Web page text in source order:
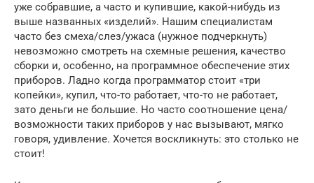
уже собравшие, а часто и купившие, какой-нибудь из
выше названных «изделий». Нашим специалистам
часто без смеха/слез/ужаса (нужное подчеркнуть)
невозможно смотреть на схемные решения, качество
сборки и, особенно, на программное обеспечение этих
приборов. Ладно когда программатор стоит «три
копейки», купил, что-то работает, что-то не работает,
зато деньги не большие. Но часто соотношение цена/
возможности таких приборов у нас вызывают, мягко
говоря, удивление. Хочется воскликнуть: это столько не
стоит!